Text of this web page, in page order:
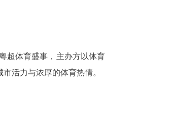
超体育盛事，主办方以体育
活力与浓厚的体育热情。